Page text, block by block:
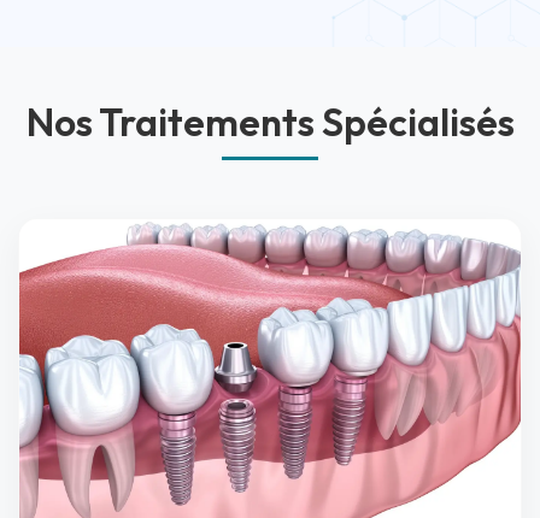
Nos Traitements Spécialisés